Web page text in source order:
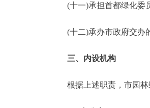
(十一)承担首都绿化委员
(十二)承办市政府交办的
三、内设机构
根据上述职责，市园林